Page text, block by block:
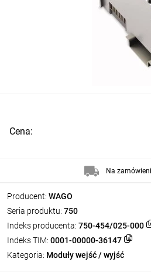
Producent: WAGO
Seria produktu: 750
Indeks producenta: 750-454/025-000
Indeks TIM: 0001-00000-36147
Kategoria: Moduły wejść / wyjść
Cena:
Na